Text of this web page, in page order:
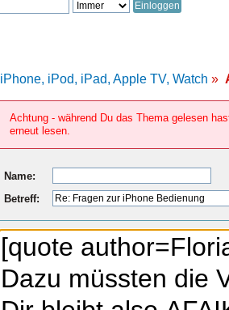
iPhone, iPod, iPad, Apple TV, Watch »
Achtung - während Du das Thema gelesen
erneut lesen.
Name:
Betreff: